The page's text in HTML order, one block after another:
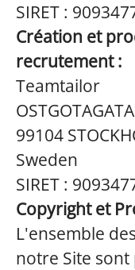
SIRET :
Création et
recrutement :
Teamtailor
99104
Sweden
SIRET :
Copyright et
L'ensemble
notre Site